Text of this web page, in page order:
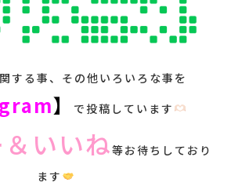
する事、その他いろいろな事を
】 で投稿しています
いいね等お待ちしており
ます